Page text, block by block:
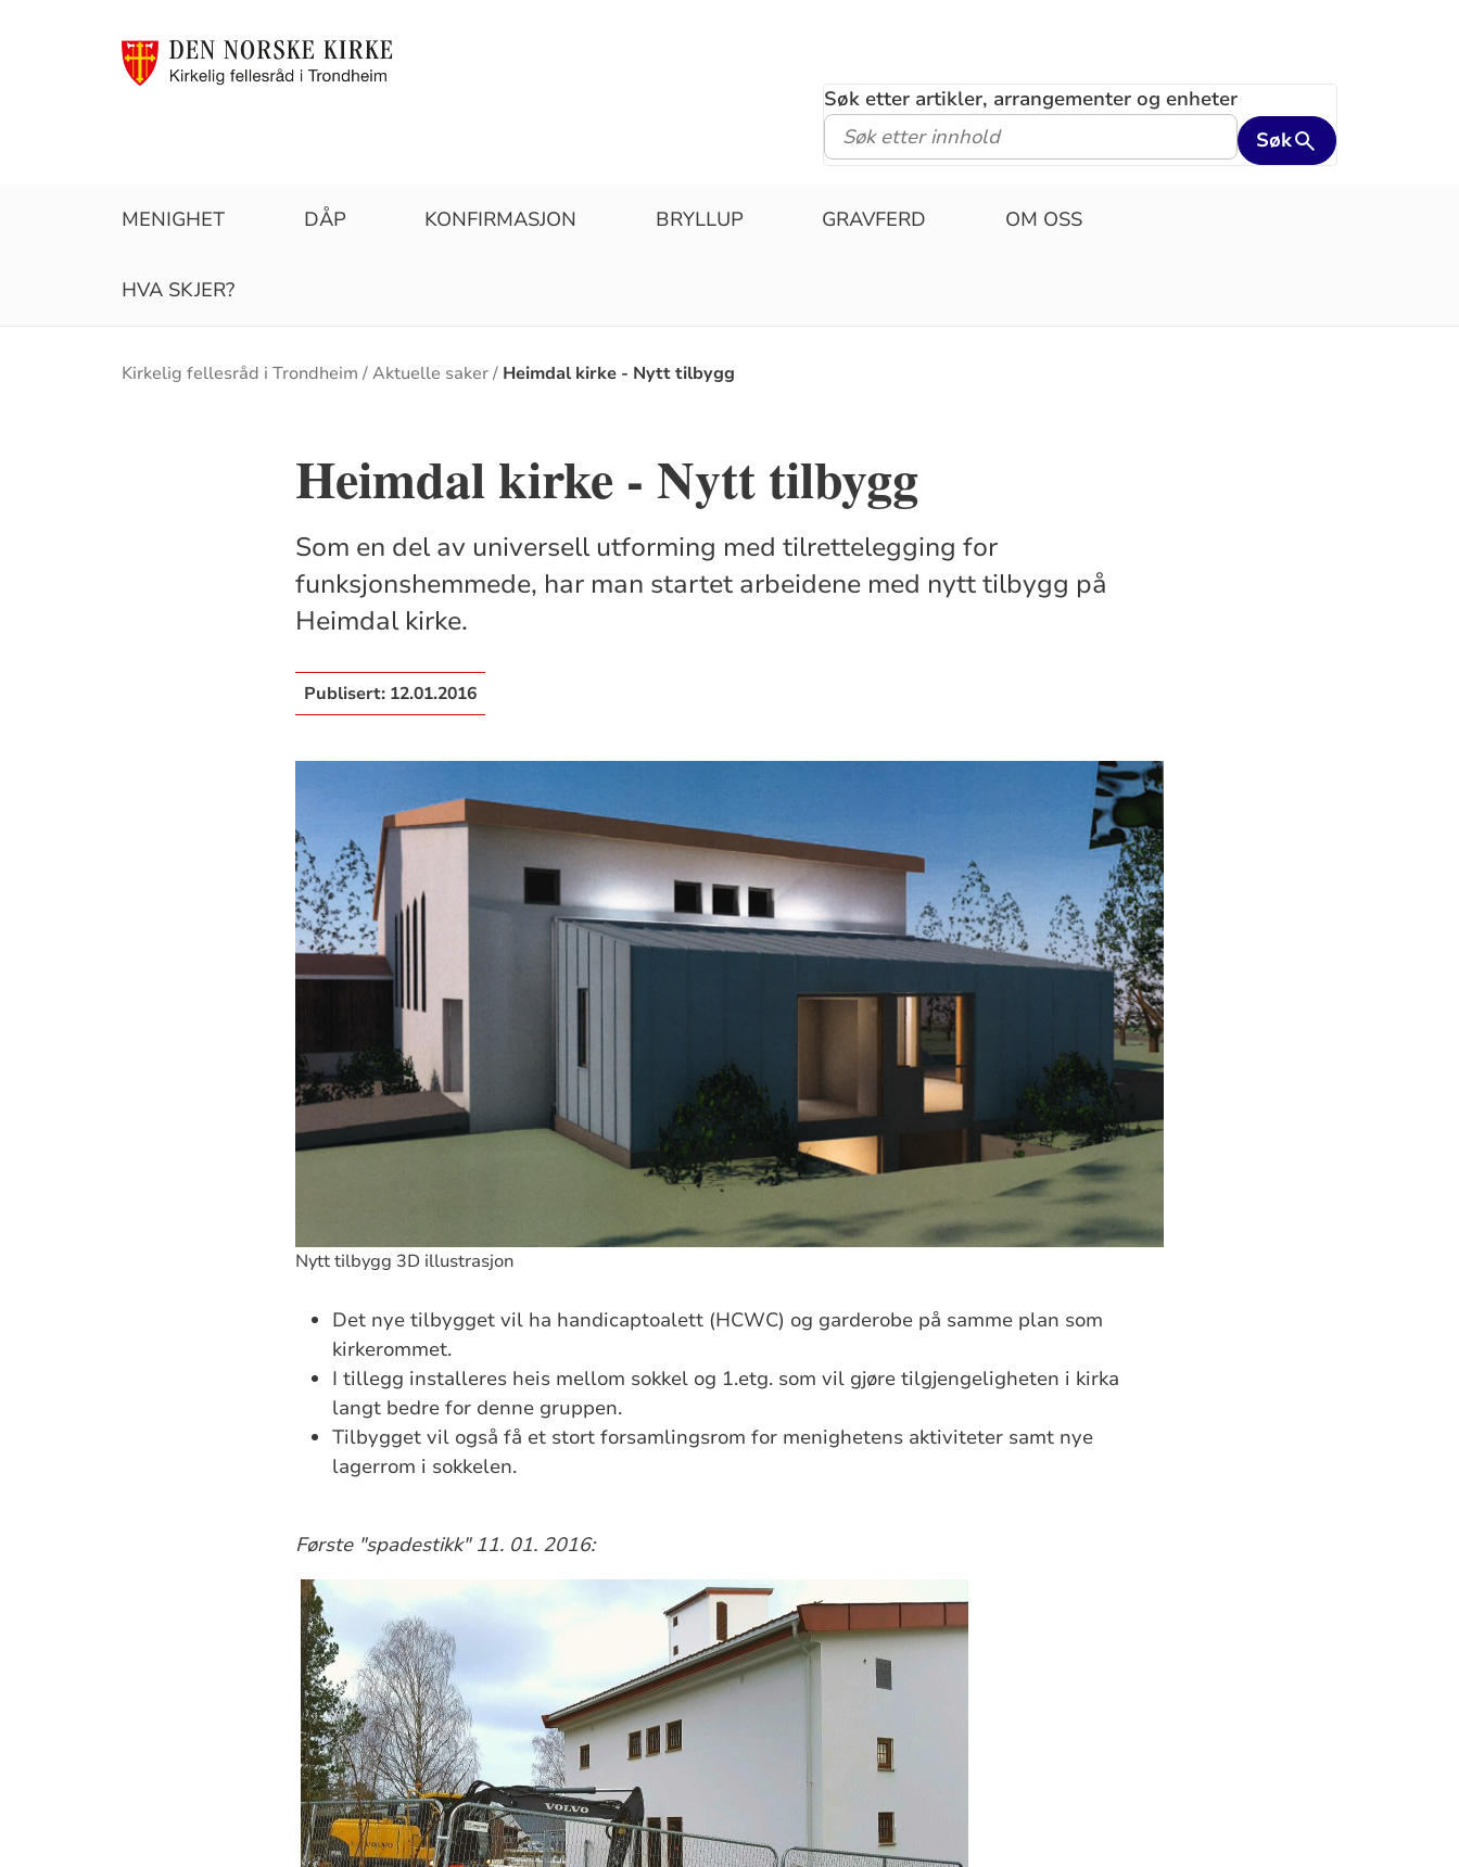
Søk etter artikler, arrangementer og enheter
Søk
MENIGHET DÅP KONFIRMASJON BRYLLUP GRAVFERD OM OSS
HVA SKJER?
Brødsmulesti
Kirkelig fellesråd i Trondheim Aktuelle saker Heimdal kirke - Nytt tilbygg
Heimdal kirke - Nytt tilbygg
Som en del av universell utforming med tilrettelegging for
funksjonshemmede, har man startet arbeidene med nytt tilbygg på
Heimdal kirke.
Publisert: 12.01.2016
Nytt tilbygg 3D illustrasjon
Det nye tilbygget vil ha handicaptoalett (HCWC) og garderobe på samme plan som
kirkerommet.
I tillegg installeres heis mellom sokkel og 1.etg. som vil gjøre tilgjengeligheten i kirka
langt bedre for denne gruppen.
Tilbygget vil også få et stort forsamlingsrom for menighetens aktiviteter samt nye
lagerrom i sokkelen.
Første "spadestikk" 11. 01. 2016: